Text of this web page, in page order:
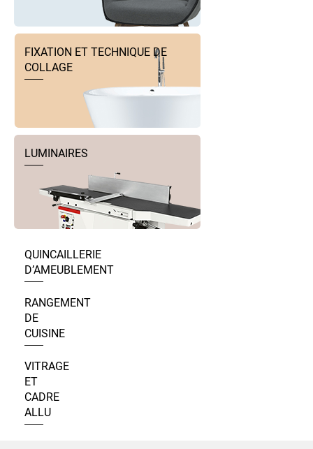
FIXATION ET TECHNIQUE DE
COLLAGE
LUMINAIRES
QUINCAILLERIE
D’AMEUBLEMENT
RANGEMENT
DE
CUISINE
VITRAGE
ET
CADRE
ALLU